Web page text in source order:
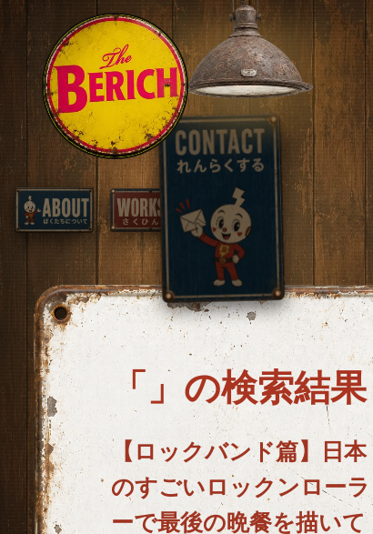
「」の検索結果
【ロックバンド篇】日本
のすごいロックンローラ
ーで最後の晩餐を描いて